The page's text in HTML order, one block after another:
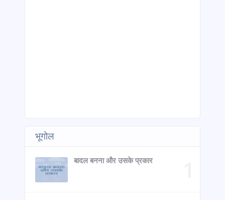
भूगोल
बादल बनना और उसके प्रकार